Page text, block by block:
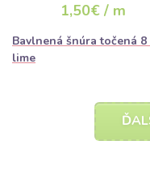
1,50€ / m
Bavlnená šnúra točená 8
lime